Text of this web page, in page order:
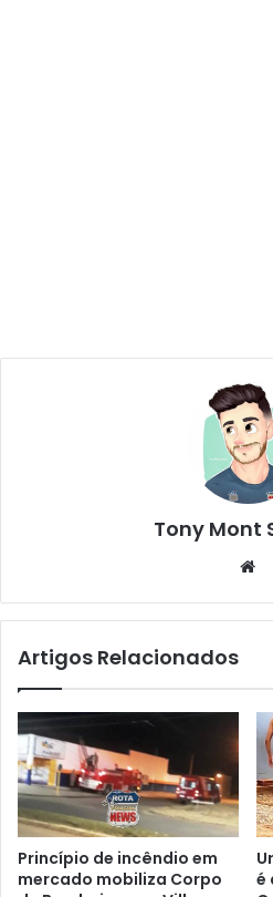
Tony Mont
Artigos Relacionados
Princípio de incêndio em
mercado mobiliza Corpo
é